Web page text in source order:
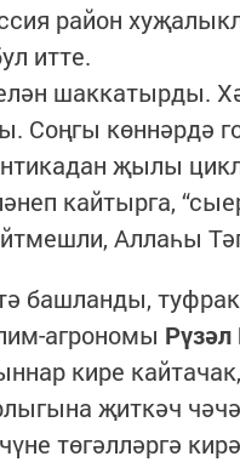
район
итте.
шаккатырды.
Соңгы көннәрдә
җылы
кайтырга,
Аллаһы
башланды,
агрономы
кире
җиткәч
төгәлләргә